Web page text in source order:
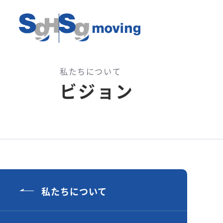
私たちについて
ビジョン
私たちについて